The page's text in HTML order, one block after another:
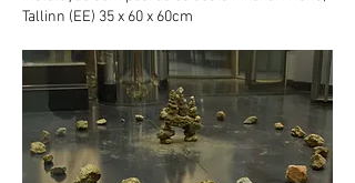
Tallinn (EE) 35 x 60 x 60cm